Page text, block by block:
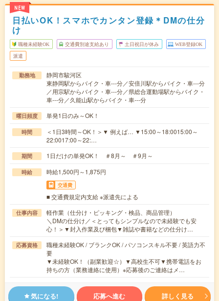
NEW
日払いOK！スマホでカンタン登録＊DMの仕分
け
職種未経験OK 交通費別途支給あり 土日祝日が休み WEB登録OK
派遣
勤務地
静岡市駿河区
東静岡駅からバイク・車---分／安倍川駅からバイク・車---分
／用宗駅からバイク・車---分／県総合運動場駅からバイク・
車---分／久能山駅からバイク・車---分
曜日頻度 単発1日のみ～OK！
時間
＜1日3時間～OK！＞▼ 例えば… ▼15:00～18:0015:00～
22:0017:00～22:…
期間 1日だけの単発OK！ ＃8月～ ＃9月～
時給 時給1,500円～1,875円
交通費
■ 交通費規定内支給 ※派遣先による
仕事内容
軽作業（仕分け・ピッキング・検品、商品管理）
＼DMの仕分け／＜とってもシンプルなので未経験でも安
心！＞▼封入作業及び梱包▼雑誌や書籍などの仕分け…
応募資格
職種未経験OK / ブランクOK / パソコンスキル不要 / 英語力不
要
▼未経験OK！（副業歓迎☆）▼高校生不可▼携帯電話をお
持ちの方（業務連絡に使用）※応募後のご連絡はメ…
気になる! 応募へ進む 詳しく見る